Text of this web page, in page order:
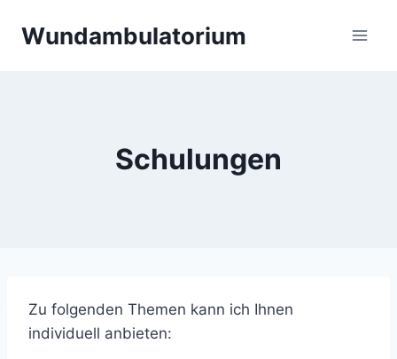
Wundambulatorium
Schulungen
Zu folgenden Themen kann ich Ihnen
individuell anbieten: